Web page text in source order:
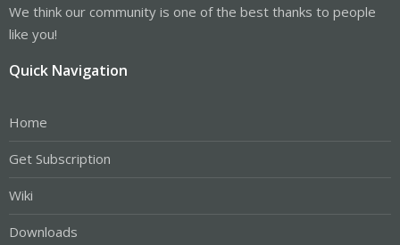
We think our community is one of the best thanks to people
like you!
Quick Navigation
Home
Get Subscription
Wiki
Downloads